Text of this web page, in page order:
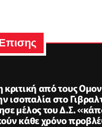
κριτική από τους
ισοπαλία στο
μέλος του Δ.Σ.
κάθε χρόνο